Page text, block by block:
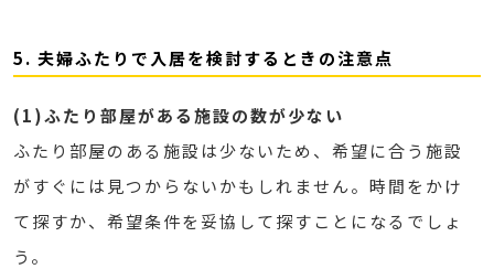
5. 夫婦ふたりで入居を検討するときの注意点
(1)ふたり部屋がある施設の数が少ない
ふたり部屋のある施設は少ないため、希望に合う施設
がすぐには見つからないかもしれません。時間をかけ
て探すか、希望条件を妥協して探すことになるでしょ
う。